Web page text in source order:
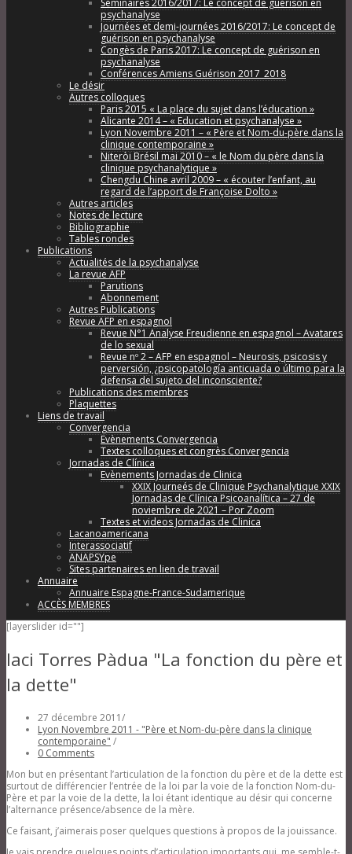
Séminaires 2016/2017: Le concept de guérison en
psychanalyse
Journées et demi-journées 2016/2017: Le concept de
guérison en psychanalyse
Congès de Paris 2017: Le concept de guérison en
psychanalyse
Conférences Amiens Guérison 2017_2018
Le désir
Autres colloques
Paris 2015 « La place du sujet dans l’éducation »
Alicante 2014 – « Education et psychanalyse »
Lyon Novembre 2011 – « Père et Nom-du-père dans la
clinique contemporaine »
Niteròi Brésil mai 2010 – « le Nom du père dans la
clinique psychanalytique »
Chengdu Chine avril 2009 – « écouter l’enfant, au
regard de l’apport de Françoise Dolto »
Autres articles
Notes de lecture
Bibliographie
Tables rondes
Publications
Actualités de la psychanalyse
La revue AFP
Parutions
Abonnement
Autres Publications
Revue AFP en espagnol
Revue N°1 Analyse Freudienne en espagnol – Avatares
de lo sexual
Revue nº 2 – AFP en espagnol – Neurosis, psicosis y
perversión, ¿psicopatología anticuada o último para la
defensa del sujeto del inconsciente?
Publications des membres
Plaquettes
Liens de travail
Convergencia
Evènements Convergencia
Textes colloques et congrès Convergencia
Jornadas de Clínica
Evènements Jornadas de Clinica
XXIX Journeés de Clinique Psychanalytique XXIX
Jornadas de Clínica Psicoanalítica – 27 de
noviembre de 2021 – Por Zoom
Textes et videos Jornadas de Clinica
Lacanoamericana
Interassociatif
ANAPSYpe
Sites partenaires en lien de travail
Annuaire
Annuaire Espagne-France-Sudamerique
ACCÈS MEMBRES
[layerslider id=""]
Iaci Torres Pàdua "La fonction du père et
la dette"
27 décembre 2011/
Lyon Novembre 2011 - "Père et Nom-du-père dans la clinique
contemporaine" /
0 Comments
Mon but en présentant l’articulation de la fonction du père et de la dette est
surtout de différencier l’entrée de la loi par la voie de la fonction Nom-du-
Père et par la voie de la dette, la loi étant identique au désir qui concerne
l’alternance présence/absence de la mère.
Ce faisant, j’aimerais poser quelques questions à propos de la jouissance.